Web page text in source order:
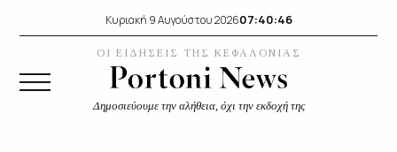
Κυριακή 9 Αυγούστου 202607:40:47
ΟΙ ΕΙΔΗΣΕΙΣ ΤΗΣ ΚΕΦΑΛΟΝΙΑΣ
Δημοσιεύουμε την αλήθεια, όχι την εκδοχή της